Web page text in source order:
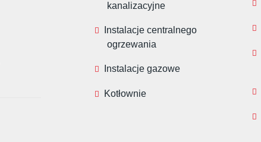
kanalizacyjne
Instalacje centralnego
ogrzewania
Instalacje gazowe
Kotłownie